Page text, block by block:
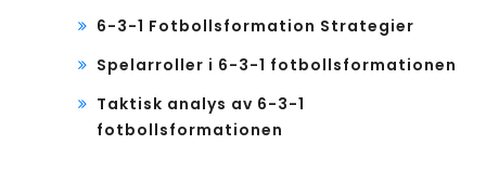
6-3-1 Fotbollsformation Strategier
Spelarroller i 6-3-1 fotbollsformationen
Taktisk analys av 6-3-1
fotbollsformationen